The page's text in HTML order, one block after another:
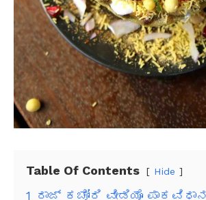
Table Of Contents Hide
1 ರಾಜ್ ಕಚೋರಿ ವೀಡಿಯೊ